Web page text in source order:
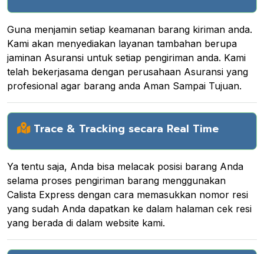
Guna menjamin setiap keamanan barang kiriman anda.
Kami akan menyediakan layanan tambahan berupa
jaminan Asuransi untuk setiap pengiriman anda. Kami
telah bekerjasama dengan perusahaan Asuransi yang
profesional agar barang anda Aman Sampai Tujuan.
Trace & Tracking secara Real Time
Ya tentu saja, Anda bisa melacak posisi barang Anda
selama proses pengiriman barang menggunakan
Calista Express dengan cara memasukkan nomor resi
yang sudah Anda dapatkan ke dalam halaman cek resi
yang berada di dalam website kami.